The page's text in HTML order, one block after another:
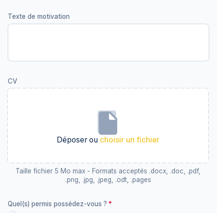
Texte de motivation
CV
Déposer ou choisir un fichier
Taille fichier 5 Mo max - Formats acceptés .docx, .doc, .pdf,
.png, .jpg, .jpeg, .odt, .pages
Quel(s) permis possédez-vous ?